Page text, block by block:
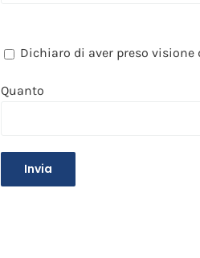
Dichiaro di aver preso visione